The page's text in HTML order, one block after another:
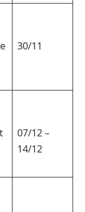
30/11
07/12 –
14/12